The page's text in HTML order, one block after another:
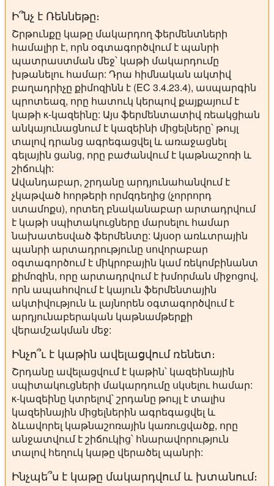
Ի՞նչ է Ռեննեթը։
Շրթունքը կաթը մակարդող ֆերմենտների
համալիր է, որն օգտագործվում է պանրի
պատրաստման մեջ՝ կաթի մակարդումը
խթանելու համար: Դրա հիմնական ակտիվ
բաղադրիչը քիմոզինն է (EC 3.4.23.4), ասպարգին
պրոտեազ, որը հատուկ կերպով քայքայում է
կաթի κ-կազեինը: Այս ֆերմենտատիվ ռեակցիան
անկայունացնում է կազեինի միցելները՝ թույլ
տալով դրանց ագրեգացվել և առաջացնել
գելային ցանց, որը բաժանվում է կաթնաշոռի և
շիճուկի:
Ավանդաբար, շրդանը արդյունահանվում է
չկաթված հորթերի որմզդեղից (չորրորդ
ստամոքս), որտեղ բնականաբար արտադրվում
է կաթի սպիտակուցները մարսելու համար
նախատեսված ֆերմենտը: Այսօր առևտրային
պանրի արտադրությունը սովորաբար
օգտագործում է միկրոբային կամ ռեկոմբինանտ
քիմոզին, որը արտադրվում է խմորման միջոցով,
որն ապահովում է կայուն ֆերմենտային
ակտիվություն և լայնորեն օգտագործվում է
արդյունաբերական կաթնամթերքի
վերամշակման մեջ:
Ինչո՞ւ է կաթին ավելացվում ռենետ։
Շրդանը ավելացվում է կաթին՝ կազեինային
սպիտակուցների մակարդումը սկսելու համար:
κ-կազեինը կտրելով՝ շրդանը թույլ է տալիս
կազեինային միցելներին ագրեգացվել և
ձևավորել կաթնաշոռային կառուցվածք, որը
անջատվում է շիճուկից՝ հնարավորություն
տալով հեղուկ կաթը վերածել պանրի:
Ինչպե՞ս է կաթը մակարդվում և խտանում։